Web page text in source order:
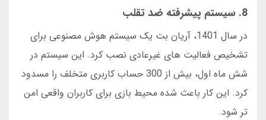
8. سیستم پیشرفته ضد تقلب
در سال 1401، آریان بت یک سیستم هوش مصنوعی برای
تشخیص فعالیت های غیرعادی نصب کرد. این سیستم در
شش ماه اول، بیش از 300 حساب کاربری متخلف را مسدود
کرد. این کار باعث شده محیط بازی برای کاربران واقعی امن
تر شود.